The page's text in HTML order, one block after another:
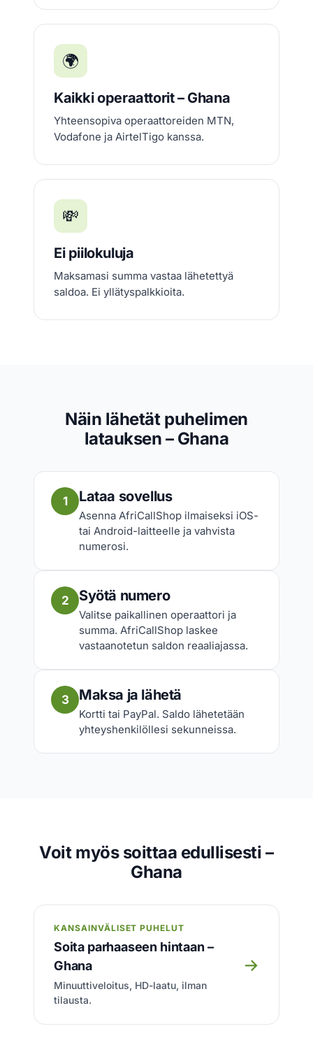
🌍
Kaikki operaattorit – Ghana
Yhteensopiva operaattoreiden MTN,
Vodafone ja AirtelTigo kanssa.
💸
Ei piilokuluja
Maksamasi summa vastaa lähetettyä
saldoa. Ei yllätyspalkkioita.
Näin lähetät puhelimen
latauksen – Ghana
1 Lataa sovellus
Asenna AfriCallShop ilmaiseksi iOS-
tai Android-laitteelle ja vahvista
numerosi.
2 Syötä numero
Valitse paikallinen operaattori ja
summa. AfriCallShop laskee
vastaanotetun saldon reaaliajassa.
3 Maksa ja lähetä
Kortti tai PayPal. Saldo lähetetään
yhteyshenkilöllesi sekunneissa.
Voit myös soittaa edullisesti –
Ghana
KANSAINVÄLISET PUHELUT
Soita parhaaseen hintaan –
Ghana
Minuuttiveloitus, HD-laatu, ilman
tilausta.
→